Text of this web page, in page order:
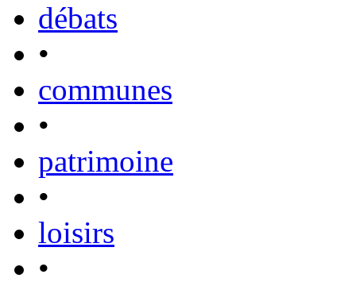
débats
•
communes
•
patrimoine
•
loisirs
•